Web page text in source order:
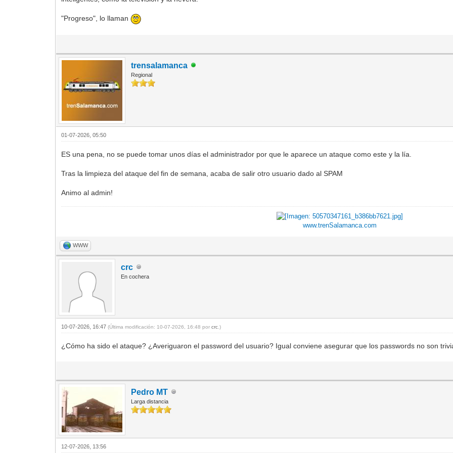
"Progreso", lo llaman
trensalamanca
Regional
01-07-2026, 05:50
ES una pena, no se puede tomar unos días el administrador por que le aparece un ataque como este y la lía.
Tras la limpieza del ataque del fin de semana, acaba de salir otro usuario dado al SPAM
Animo al admin!
www.trenSalamanca.com
WWW
crc
En cochera
10-07-2026, 16:47(Última modificación: 10-07-2026, 16:48 porcrc .)
¿Cómo ha sido el ataque? ¿Averiguaron el password del usuario? Igual conviene asegurar que los passwords no son
Pedro MT
Larga distancia
12-07-2026, 13:56